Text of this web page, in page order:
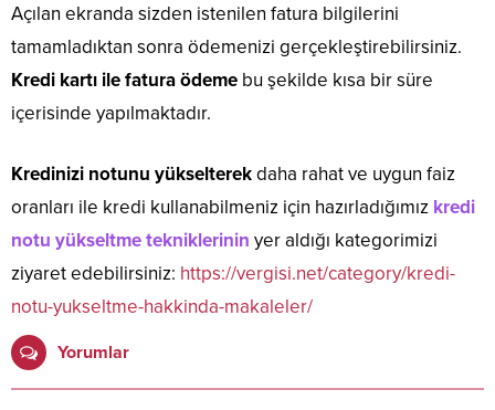
Açılan ekranda sizden istenilen fatura bilgilerini
tamamladıktan sonra ödemenizi gerçekleştirebilirsiniz.
Kredi kartı ile fatura ödeme bu şekilde kısa bir süre
içerisinde yapılmaktadır.
Kredinizi notunu yükselterekdaha rahat ve uygun faiz
oranları ile kredi kullanabilmeniz için hazırladığımız kredi
notu yükseltme tekniklerinin yer aldığı kategorimizi
ziyaret edebilirsiniz: https://vergisi.net/category/kredi-
notu-yukseltme-hakkinda-makaleler/
Yorumlar